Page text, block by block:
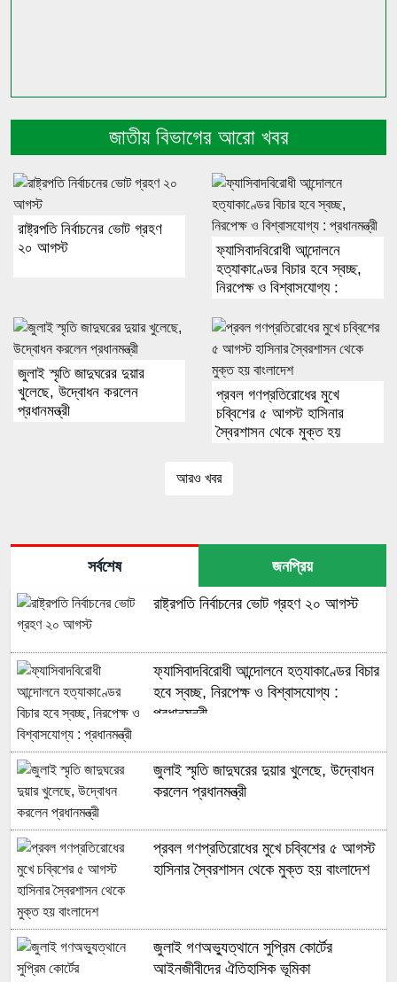
জাতীয় বিভাগের আরো খবর
রাষ্ট্রপতি নির্বাচনের ভোট গ্রহণ
২০ আগস্ট
ফ্যাসিবাদবিরোধী আন্দোলনে
হত্যাকাণ্ডের বিচার হবে স্বচ্ছ,
নিরপেক্ষ ও বিশ্বাসযোগ্য :
জুলাই স্মৃতি জাদুঘরের দুয়ার
খুলেছে, উদ্বোধন করলেন
প্রধানমন্ত্রী
প্রবল গণপ্রতিরোধের মুখে
চব্বিশের ৫ আগস্ট হাসিনার
স্বৈরশাসন থেকে মুক্ত হয়
আরও খবর
সর্বশেষ জনপ্রিয়
রাষ্ট্রপতি নির্বাচনের ভোট গ্রহণ ২০ আগস্ট
ফ্যাসিবাদবিরোধী আন্দোলনে হত্যাকাণ্ডের বিচার
হবে স্বচ্ছ, নিরপেক্ষ ও বিশ্বাসযোগ্য :
প্রধানমন্ত্রী
জুলাই স্মৃতি জাদুঘরের দুয়ার খুলেছে, উদ্বোধন
করলেন প্রধানমন্ত্রী
প্রবল গণপ্রতিরোধের মুখে চব্বিশের ৫ আগস্ট
হাসিনার স্বৈরশাসন থেকে মুক্ত হয় বাংলাদেশ
জুলাই গণঅভ্যুত্থানে সুপ্রিম কোর্টের
আইনজীবীদের ঐতিহাসিক ভূমিকা